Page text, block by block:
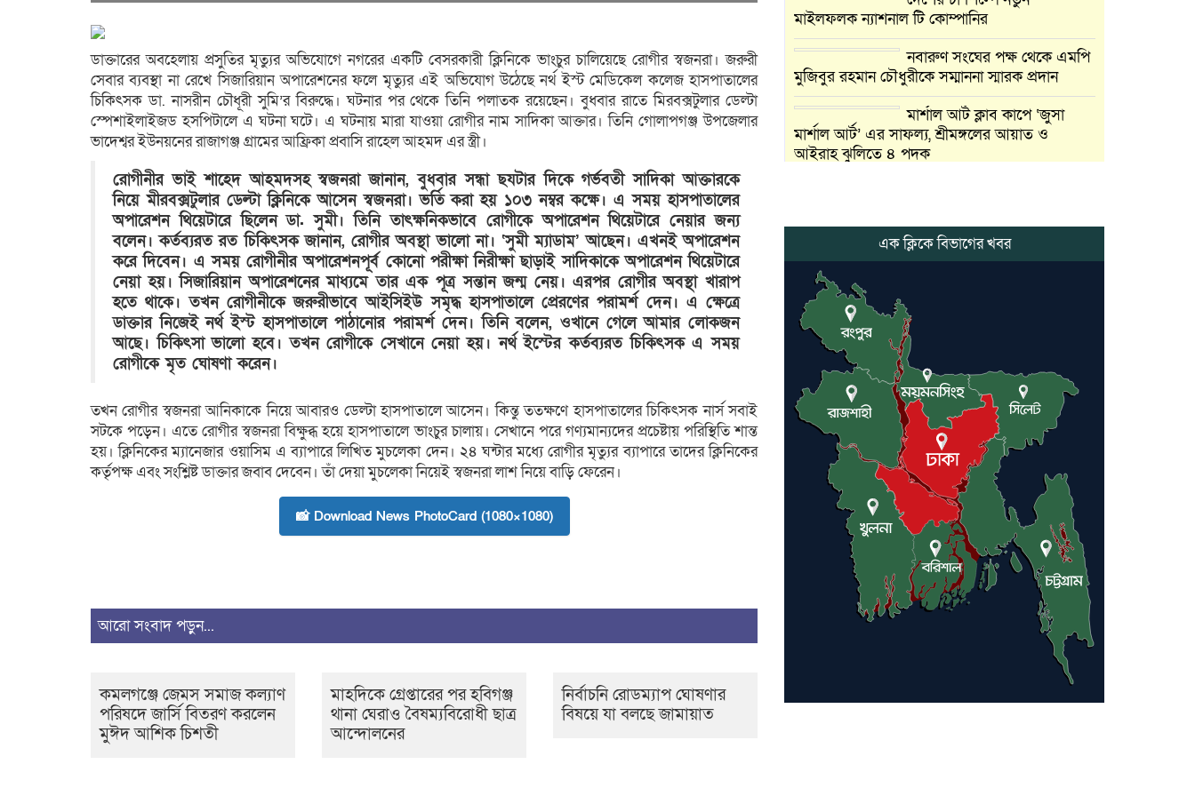
ডাক্তারের অবহেলায় প্রসুতির মৃত্যুর অভিযোগে নগরের একটি বেসরকারী ক্লিনিকে ভাংচুর চালিয়েছে রোগীর স্বজনরা। জরুরী
সেবার ব্যবস্থা না রেখে সিজারিয়ান অপারেশনের ফলে মৃত্যুর এই অভিযোগ উঠেছে নর্থ ইস্ট মেডিকেল কলেজ হাসপাতালের
চিকিৎসক ডা. নাসরীন চৌধূরী সুমি’র বিরুদ্ধে। ঘটনার পর থেকে তিনি পলাতক রয়েছেন। বুধবার রাতে মিরবক্সটুলার ডেল্টা
স্পেশাইলাইজড হসপিটালে এ ঘটনা ঘটে। এ ঘটনায় মারা যাওয়া রোগীর নাম সাদিকা আক্তার। তিনি গোলাপগঞ্জ উপজেলার
ভাদেশ্বর ইউনয়নের রাজাগঞ্জ গ্রামের আফ্রিকা প্রবাসি রাহেল আহমদ এর স্ত্রী।
রোগীনীর ভাই শাহেদ আহমদসহ স্বজনরা জানান, বুধবার সন্ধা ছযটার দিকে গর্ভবতী সাদিকা আক্তারকে
নিয়ে মীরবক্সটুলার ডেল্টা ক্লিনিকে আসেন স্বজনরা। ভর্তি করা হয় ১০৩ নম্বর কক্ষে। এ সময় হাসপাতালের
অপারেশন থিয়েটারে ছিলেন ডা. সুমী। তিনি তাৎক্ষনিকভাবে রোগীকে অপারেশন থিয়েটারে নেয়ার জন্য
বলেন। কর্তব্যরত রত চিকিৎসক জানান, রোগীর অবস্থা ভালো না। ‘সুমী ম্যাডাম’ আছেন। এখনই অপারেশন
করে দিবেন। এ সময় রোগীনীর অপারেশনপূর্ব কোনো পরীক্ষা নিরীক্ষা ছাড়াই সাদিকাকে অপারেশন থিয়েটারে
নেয়া হয়। সিজারিয়ান অপারেশনের মাধ্যমে তার এক পূত্র সন্তান জন্ম নেয়। এরপর রোগীর অবস্থা খারাপ
হতে থাকে। তখন রোগীনীকে জরুরীভাবে আইসিইউ সমৃদ্ধ হাসপাতালে প্রেরণের পরামর্শ দেন। এ ক্ষেত্রে
ডাক্তার নিজেই নর্থ ইস্ট হাসপাতালে পাঠানোর পরামর্শ দেন। তিনি বলেন, ওখানে গেলে আমার লোকজন
আছে। চিকিৎসা ভালো হবে। তখন রোগীকে সেখানে নেয়া হয়। নর্থ ইস্টের কর্তব্যরত চিকিৎসক এ সময়
রোগীকে মৃত ঘোষণা করেন।
তখন রোগীর স্বজনরা আনিকাকে নিয়ে আবারও ডেল্টা হাসপাতালে আসেন। কিন্তু ততক্ষণে হাসপাতালের চিকিৎসক নার্স সবাই
সটকে পড়েন। এতে রোগীর স্বজনরা বিক্ষুব্ধ হয়ে হাসপাতালে ভাংচুর চালায়। সেখানে পরে গণ্যমান্যদের প্রচেষ্টায় পরিস্থিতি শান্ত
হয়। ক্লিনিকের ম্যানেজার ওয়াসিম এ ব্যাপারে লিখিত মুচলেকা দেন। ২৪ ঘন্টার মধ্যে রোগীর মৃত্যুর ব্যাপারে তাদের ক্লিনিকের
কর্তৃপক্ষ এবং সংশ্লিষ্ট ডাক্তার জবাব দেবেন। তাঁ দেয়া মুচলেকা নিয়েই স্বজনরা লাশ নিয়ে বাড়ি ফেরেন।
📸 Download News PhotoCard (1080×1080)
আরো সংবাদ পড়ুন...
কমলগঞ্জে জেমস সমাজ কল্যাণ
পরিষদে জার্সি বিতরণ করলেন
মুঈদ আশিক চিশতী
মাহদিকে গ্রেপ্তারের পর হবিগঞ্জ
থানা ঘেরাও বৈষম্যবিরোধী ছাত্র
আন্দোলনের
নির্বাচনি রোডম্যাপ ঘোষণার
বিষয়ে যা বলছে জামায়াত
মাইলফলক ন্যাশনাল টি কোম্পানির
নবারুণ সংঘের পক্ষ থেকে এমপি
মুজিবুর রহমান চৌধুরীকে সম্মাননা স্মারক প্রদান
মার্শাল আর্ট ক্লাব কাপে ‘জুসা
মার্শাল আর্ট’ এর সাফল্য, শ্রীমঙ্গলের আয়াত ও
আইরাহ ঝুলিতে ৪ পদক
হকের মৃত্যুতে,এলাকায় শোকের
ছায়া
আটকে হয়রানির অভিযোগ,
বিএনপির সাবেক সভাপতির
কমলগঞ্জে ডোবা থেকে অজ্ঞাত
ব্যক্তির গলিত মরদেহ উদ্ধার
লন্ডনে আদমপুর ইউনাইটেড
কলেজ বাস্তবায়ন নিয়ে আলোচনা
সভা
আন্তর্জাতিক মানবাধিকার
সম্মেলনে বিশেষ সম্মাননা পেলেন
ফারুক খাঁন, শ্রীমঙ্গলে সংবর্ধনা
এক ক্লিকে বিভাগের খবর